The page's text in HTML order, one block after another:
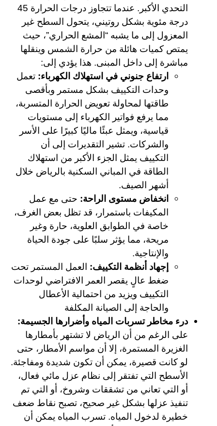
التحدي الأكبر. عندما تتجاوز درجات الحرارة 45
درجة مئوية بشكل روتيني، يتحول السطح غير
المعزول إلى ما يشبه “المشع الحراري”، حيث
يمتص كميات هائلة من حرارة الشمس وينقلها
مباشرة إلى داخل المبنى. هذا يؤدي إلى:
ارتفاع جنوني في استهلاك الكهرباء: تعمل
وحدات التكييف بشكل مستمر وبأقصى
طاقتها لمحاولة تعويض الحرارة المتسربة،
مما يرفع فواتير الكهرباء إلى مستويات
قياسية، ويمثل عبئًا ماليًا كبيرًا على الأسر
والشركات. تشير التقديرات إلى أن
التكييف يمثل الجزء الأكبر من استهلاك
الطاقة في المباني السكنية بالرياض خلال
أشهر الصيف.
انخفاض مستوى الراحة: حتى مع عمل
المكيفات باستمرار، قد تظل بعض الغرف،
خاصة في الطوابق العلوية، حارة وغير
مريحة، مما يؤثر سلبًا على جودة الحياة
والإنتاجية.
إجهاد أنظمة التكييف: العمل المستمر تحت
ضغط عالٍ يقصر العمر الافتراضي لوحدات
التكييف ويزيد من احتمالية الأعطال
والحاجة إلى الصيانة المكلفة
درء مخاطر تسربات المياه وأضرارها الجسيمة:
على الرغم من أن الرياض لا تشتهر بأمطارها
الغزيرة المستمرة، إلا أن مواسم الأمطار، حتى
لو كانت قصيرة، يمكن أن تكون شديدة ومفاجئة.
الأسطح التي تفتقر إلى نظام عزل مائي فعال،
أو التي تعاني من تشققات وشروخ، أو التي تم
تنفيذ عزلها بشكل غير صحيح، تصبح نقاط ضعف
خطيرة لدخول المياه. تسرب المياه يمكن أن